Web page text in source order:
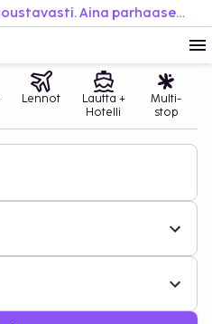
Varaa helposti. Matkusta joustavasti. Aina parhaaseen hintaan.
Lennot
Lautta +
Hotelli
Multi-
stop